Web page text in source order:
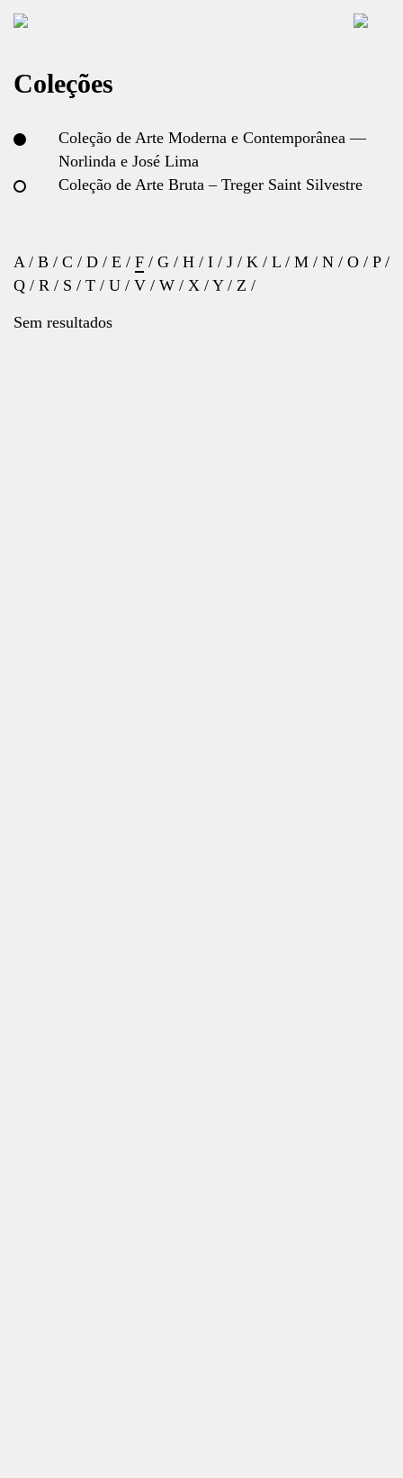
Coleções
Coleção de Arte Moderna e Contemporânea —
Norlinda e José Lima
Coleção de Arte Bruta – Treger Saint Silvestre
A/ B / C / D / E / F / G / H / I / J / K / L / M / N / O / P/
Q / R / S / T / U / V / W / X / Y/ Z /
Sem resultados